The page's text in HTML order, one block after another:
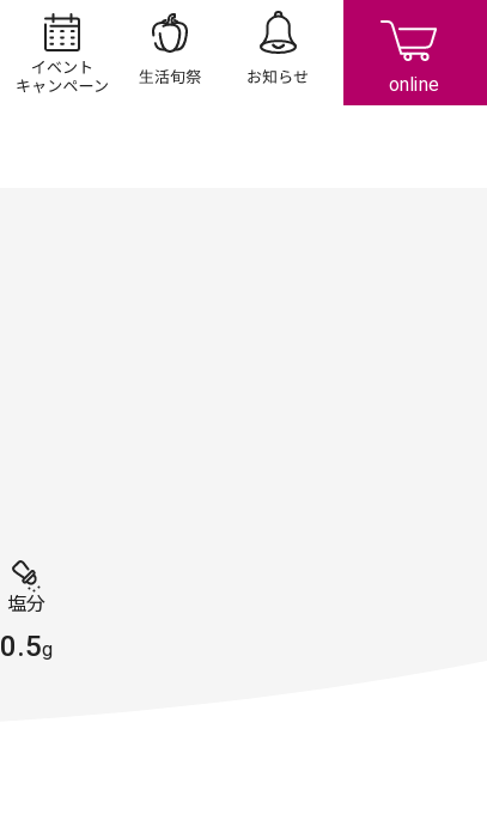
店舗/チラシ検索イベント/キャンペーン
生活旬祭 お知らせ
塩分
0.5g